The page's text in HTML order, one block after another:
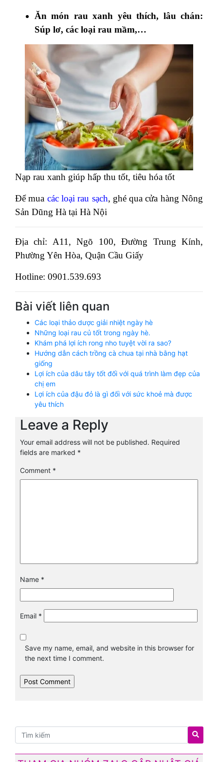
Ăn món rau xanh yêu thích, lâu chán:
Súp lơ, các loại rau mầm,…
Nạp rau xanh giúp hấp thu tốt, tiêu hóa tốt
Để mua các loại rau sạch, ghé qua cửa hàng Nông
Sản Dũng Hà tại Hà Nội
Địa chỉ: A11, Ngõ 100, Đường Trung Kính,
Phường Yên Hòa, Quận Cầu Giấy
Hotline: 0901.539.693
Bài viết liên quan
Các loại thảo dược giải nhiệt ngày hè
Những loại rau củ tốt trong ngày hè.
Khám phá lợi ích rong nho tuyệt vời ra sao?
Hướng dẫn cách trồng cà chua tại nhà bằng hạt
giống
Lợi ích của dâu tây tốt đối với quá trình làm đẹp của
chị em
Lợi ích của đậu đỏ là gì đối với sức khoẻ mà được
yêu thích
Leave a Reply
Your email address will not be published. Required
fields are marked *
Comment *
Name *
Email *
Save my name, email, and website in this browser for
the next time I comment.